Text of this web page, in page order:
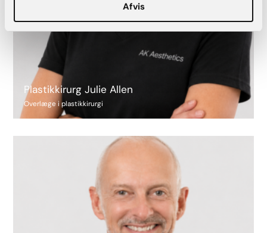
Afvis
Plastikkirurg Julie Allen
Overlæge i plastikkirurgi